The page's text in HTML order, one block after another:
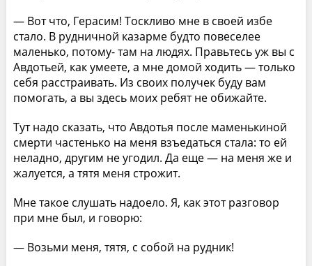
— Вот что, Герасим! Тоскливо мне в своей избе
стало. В рудничной казарме будто повеселее
маленько, потому- там на людях. Правьтесь уж вы с
Авдотьей, как умеете, а мне домой ходить — только
себя расстраивать. Из своих получек буду вам
помогать, а вы здесь моих ребят не обижайте.
Тут надо сказать, что Авдотья после маменькиной
смерти частенько на меня взъедаться стала: то ей
неладно, другим не угодил. Да еще — на меня же и
жалуется, а тятя меня строжит.
Мне такое слушать надоело. Я, как этот разговор
при мне был, и говорю:
— Возьми меня, тятя, с собой на рудник!